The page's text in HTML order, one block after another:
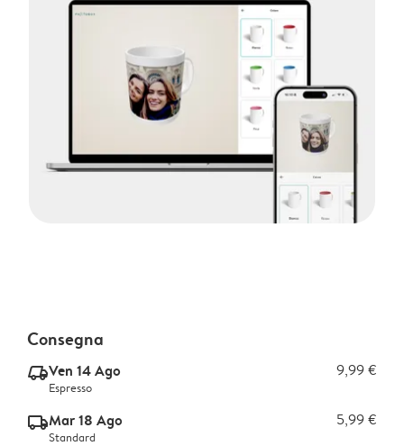
Consegna
delivery_express_v2Ven 14 Ago 9,99 €
Espresso
delivery_standard_v2Mar 18 Ago 5,99 €
Standard